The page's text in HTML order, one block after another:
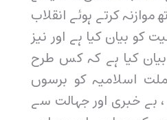
موازنہ کرتے ہوئے انقلاب
کو بیان کیا ہے اور نیز
کیا ہے کہ کس طرح
اسلامیہ کو برسوں
، بے خبری اور جہالت سے